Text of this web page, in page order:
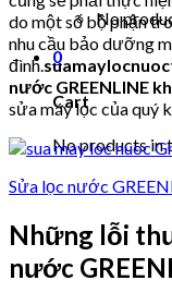
No
0
Cart
No products in
do một số bộ phận
nhu cầu bảo dưỡng
đình.
nước GREENLINE
sửa máy lọc của quý
Sửa lọc nước
Những lỗi
nước